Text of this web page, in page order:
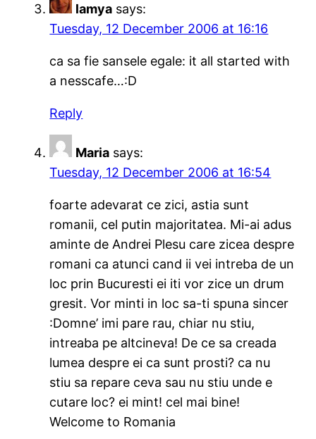
lamya says:
Tuesday, 12 December 2006 at 16:16
ca sa fie sansele egale: it all started with
a nesscafe…:D
Reply
Maria says:
Tuesday, 12 December 2006 at 16:54
foarte adevarat ce zici, astia sunt
romanii, cel putin majoritatea. Mi-ai adus
aminte de Andrei Plesu care zicea despre
romani ca atunci cand ii vei intreba de un
loc prin Bucuresti ei iti vor zice un drum
gresit. Vor minti in loc sa-ti spuna sincer
:Domne’ imi pare rau, chiar nu stiu,
intreaba pe altcineva! De ce sa creada
lumea despre ei ca sunt prosti? ca nu
stiu sa repare ceva sau nu stiu unde e
cutare loc? ei mint! cel mai bine!
Welcome to Romania